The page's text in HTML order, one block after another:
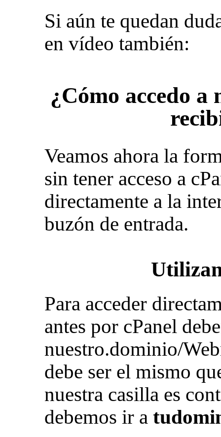
Si aún te quedan
en vídeo también:
¿Cómo accedo
Veamos ahora la
sin tener acceso a
directamente a la
buzón de entrada.
Para acceder
antes por cPanel
nuestro.dominio/
debe ser el mismo
nuestra casilla es
debemos ir a